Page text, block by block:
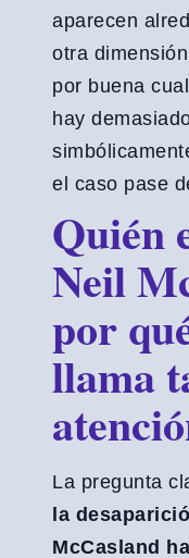
aparecen
otra
por buena
hay
el caso pase
Quién
Neil
por
llama
La pregunta
la
McCasland